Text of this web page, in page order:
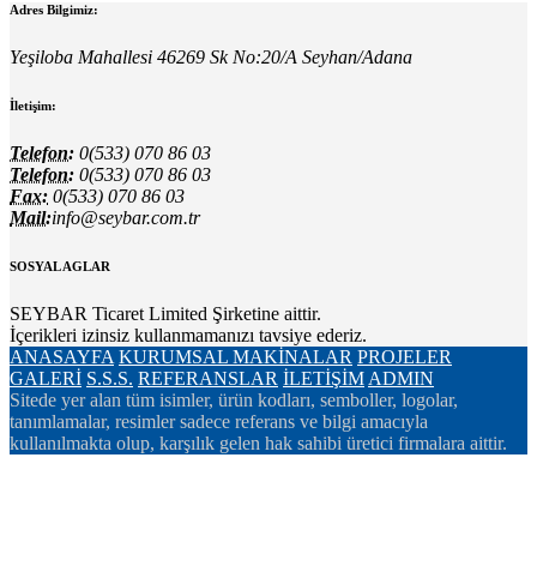
Adres Bilgimiz:
Yeşiloba Mahallesi 46269 Sk No:20/A Seyhan/Adana
İletişim:
Telefon: 0(533) 070 86 03
Telefon: 0(533) 070 86 03
Fax: 0(533) 070 86 03
Mail:info@seybar.com.tr
SOSYAL AGLAR
SEYBAR Ticaret Limited Şirketine aittir.
İçerikleri izinsiz kullanmamanızı tavsiye ederiz.
ANASAYFA KURUMSAL MAKİNALAR PROJELER
GALERİ S.S.S. REFERANSLAR İLETİŞİM ADMIN
Sitede yer alan tüm isimler, ürün kodları, semboller, logolar,
tanımlamalar, resimler sadece referans ve bilgi amacıyla
kullanılmakta olup, karşılık gelen hak sahibi üretici firmalara aittir.